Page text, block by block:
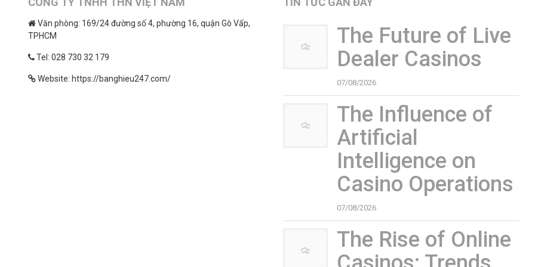
Văn phòng: 169/24 đường số 4, phường 16, quận Gò Vấp,
TPHCM
Tel: 028 730 32 179
Website: https://banghieu247.com/
The Future of Live
Dealer Casinos
07/08/2026
The Influence of
Artificial
Intelligence on
Casino Operations
07/08/2026
The Rise of Online